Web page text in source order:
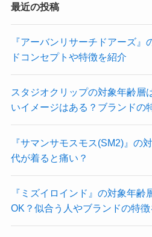
最近の投稿
『アーバンリサーチドアーズ
ドコンセプトや特徴を紹介
スタジオクリップの対象年齢層
いイメージはある？ブランドの
『サマンサモスモス(SM2)』の
代が着ると痛い？
『ミズイロインド』の対象年齢
OK？似合う人やブランドの特徴